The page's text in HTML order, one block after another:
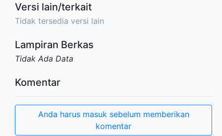
Versi lain/terkait
Tidak tersedia versi lain
Lampiran Berkas
Tidak Ada Data
Komentar
Anda harus masuk sebelum memberikan
komentar